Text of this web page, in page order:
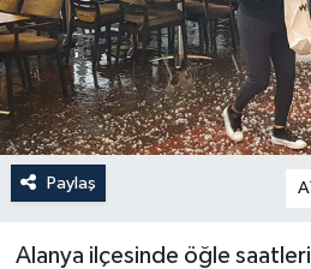
Paylaş A
Alanya ilçesinde öğle
KANALV Spor
Kültür Sanat
Magazin